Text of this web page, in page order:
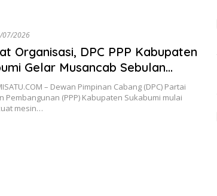
07/2026
Organisasi, DPC PPP Kabupaten
Gelar Musancab Sebulan
– Dewan Pimpinan Cabang (DPC) Partai
Pembangunan (PPP) Kabupaten Sukabumi mulai
mesin…